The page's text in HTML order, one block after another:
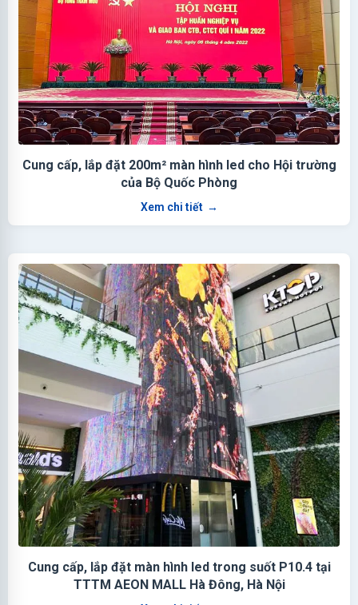
Cung cấp, lắp đặt 200m² màn hình led cho Hội trường
của Bộ Quốc Phòng
Xem chi tiết →
Cung cấp, lắp đặt màn hình led trong suốt P10.4 tại
TTTM AEON MALL Hà Đông, Hà Nội